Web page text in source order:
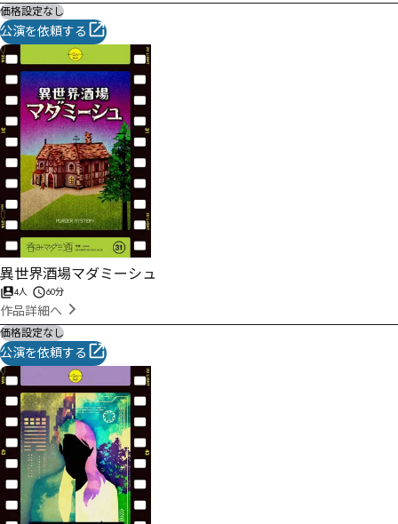
価格設定なし
公演を依頼する
異世界酒場マダミーシュ
4人 60分
作品詳細へ
価格設定なし
公演を依頼する